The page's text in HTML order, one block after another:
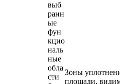
выб
ранн
ые
фун
кцио
наль
ные
обла
сти
Зоны
площади,